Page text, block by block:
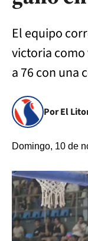
El equipo
victoria como
a 76 con una
Por El
Domingo, 10 de